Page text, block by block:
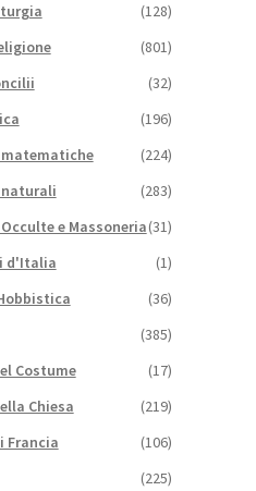
(128)
(801)
(32)
(196)
matematiche
(224)
naturali
(283)
e Massoneria(31)
d'Italia
(1)
(36)
(385)
Costume
(17)
Chiesa
(219)
Francia
(106)
(225)